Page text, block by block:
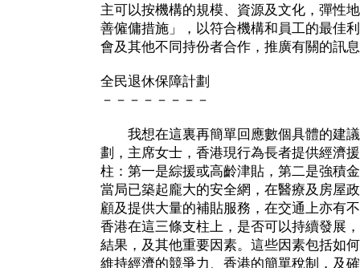
主可以按機構的規模、資源及文化，彈性
善僱傭措施」，以符合機構和員工的最佳
會及其他不同持份者合作，推廣有關的訊
全民退休保障計劃
－－－－－－－－
我想在這裏再簡單回應數個具體的建議
劃，主席女士，香港現行為長者提供經濟
柱：第一是綜援或高齡津貼，第二是強積
當局已築起龐大的安全網，在醫療及房屋
顧及提供大量的補貼服務，在交通上亦有
香港在這三條支柱上，是否可以持續發展
結果，及其他重要因素。這些因素包括如
維持經濟的競爭力、香港的簡單稅制，及